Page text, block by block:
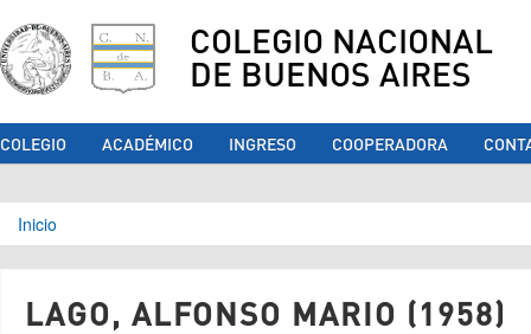
COLEGIO NACIONAL
DE BUENOS AIRES
COLEGIO ACADÉMICO INGRESO COOPERADORA
Se encuentra usted aquí
Inicio
LAGO, ALFONSO MARIO (1958)